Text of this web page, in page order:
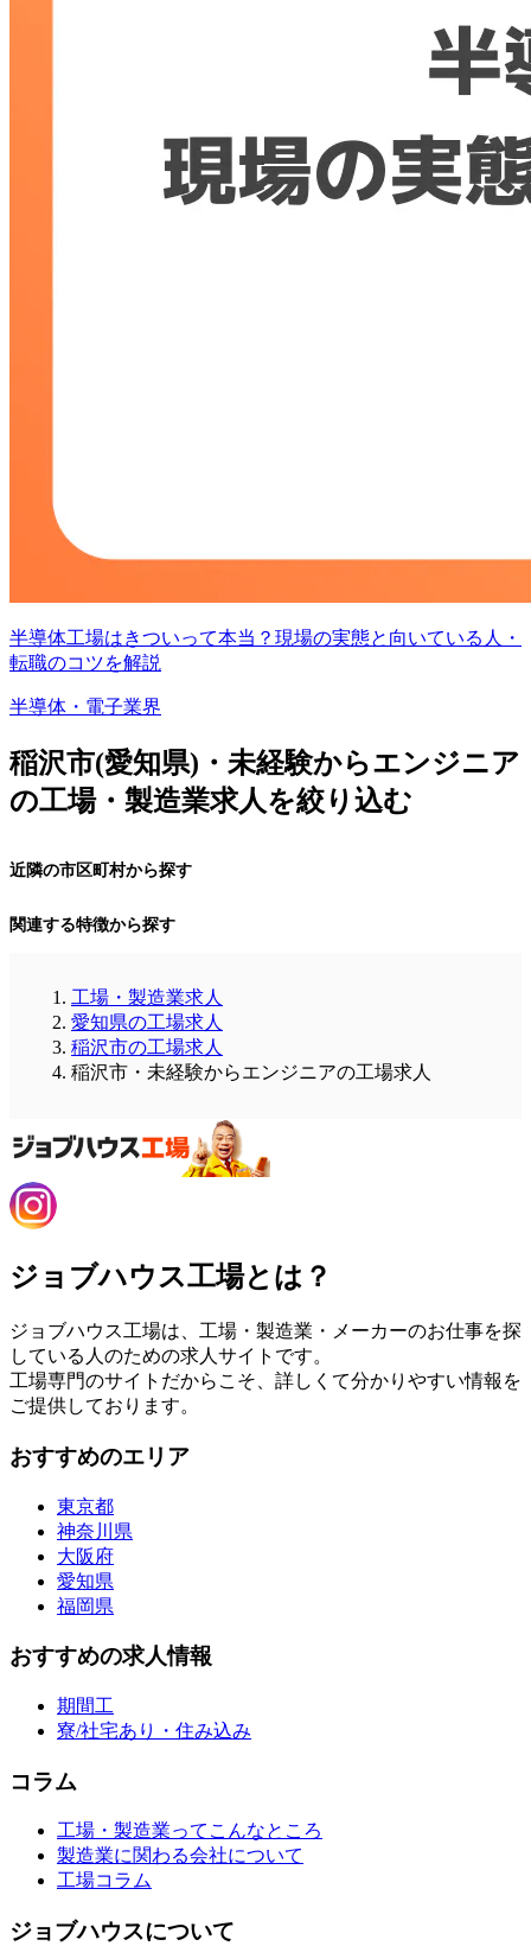
半導体工場はきついって本当？現場の実態と向いている人・
転職のコツを解説
半導体・電子業界
稲沢市(愛知県)・未経験からエンジニア
の工場・製造業求人を絞り込む
近隣の市区町村から探す
関連する特徴から探す
工場・製造業求人
愛知県の工場求人
稲沢市の工場求人
稲沢市・未経験からエンジニアの工場求人
ジョブハウス工場とは？
ジョブハウス工場は、工場・製造業・メーカーのお仕事を探
している人のための求人サイトです。
工場専門のサイトだからこそ、詳しくて分かりやすい情報を
ご提供しております。
おすすめのエリア
東京都
神奈川県
大阪府
愛知県
福岡県
おすすめの求人情報
期間工
寮/社宅あり・住み込み
コラム
工場・製造業ってこんなところ
製造業に関わる会社について
工場コラム
ジョブハウスについて